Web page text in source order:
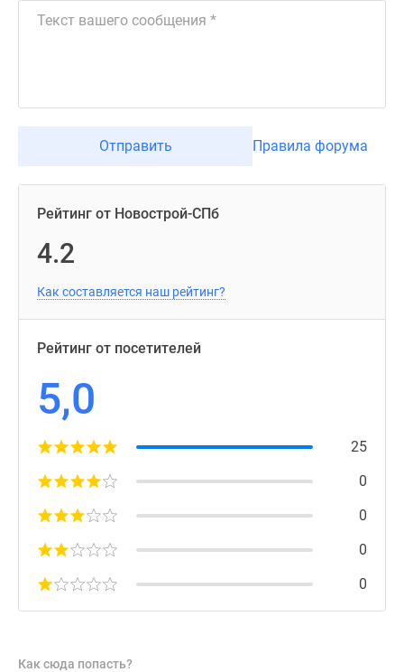
Отправить Правила форума
Рейтинг от Новострой-СПб
4.2
Как составляется наш рейтинг?
Рейтинг от посетителей
5,0
25
0
0
0
0
Как сюда попасть?